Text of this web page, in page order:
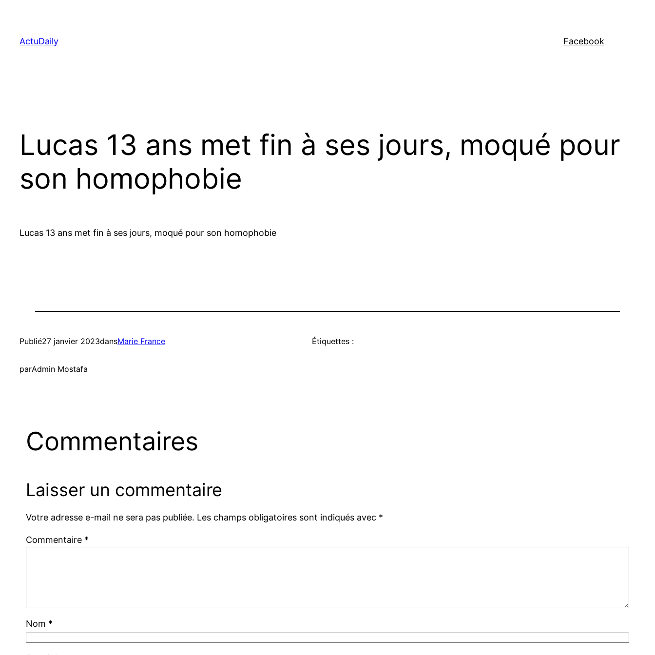
contenu
ActuDaily Facebook
Lucas 13 ans met fin à ses jours, moqué pour
son homophobie
Lucas 13 ans met fin à ses jours, moqué pour son homophobie
Publié27 janvier 2023dansMarie France
parAdmin Mostafa
Étiquettes :
Commentaires
Laisser un commentaire
Votre adresse e-mail ne sera pas publiée. Les champs obligatoires sont indiqués avec *
Commentaire *
Nom *